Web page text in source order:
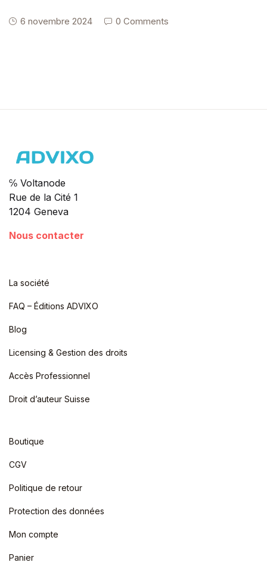
6 novembre 2024 0 Comments
℅ Voltanode
Rue de la Cité 1
1204 Geneva
Nous contacter
La société
FAQ – Éditions ADVIXO
Blog
Licensing & Gestion des droits
Accès Professionnel
Droit d’auteur Suisse
Boutique
CGV
Politique de retour
Protection des données
Mon compte
Panier